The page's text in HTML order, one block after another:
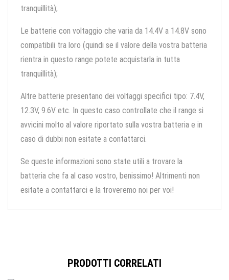
tranquillità);
Le batterie con voltaggio che varia da 14.4V a 14.8V sono
compatibili tra loro (quindi se il valore della vostra batteria
rientra in questo range potete acquistarla in tutta
tranquillità);
Altre batterie presentano dei voltaggi specifici tipo: 7.4V,
12.3V, 9.6V etc. In questo caso controllate che il range si
avvicini molto al valore riportato sulla vostra batteria e in
caso di dubbi non esitate a contattarci.
Se queste informazioni sono state utili a trovare la
batteria che fa al caso vostro, benissimo! Altrimenti non
esitate a contattarci e la troveremo noi per voi!
PRODOTTI CORRELATI